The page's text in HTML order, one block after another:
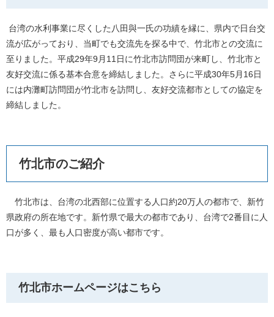
台湾の水利事業に尽くした八田與一氏の功績を縁に、県内で日台交
流が広がっており、当町でも交流先を探る中で、竹北市との交流に
至りました。平成29年9月11日に竹北市訪問団が来町し、竹北市と
友好交流に係る基本合意を締結しました。さらに平成30年5月16日
には内灘町訪問団が竹北市を訪問し、友好交流都市としての協定を
締結しました。
竹北市のご紹介
竹北市は、台湾の北西部に位置する人口約20万人の都市で、新竹
県政府の所在地です。新竹県で最大の都市であり、台湾で2番目に人
口が多く、最も人口密度が高い都市です。
竹北市ホームページはこちら